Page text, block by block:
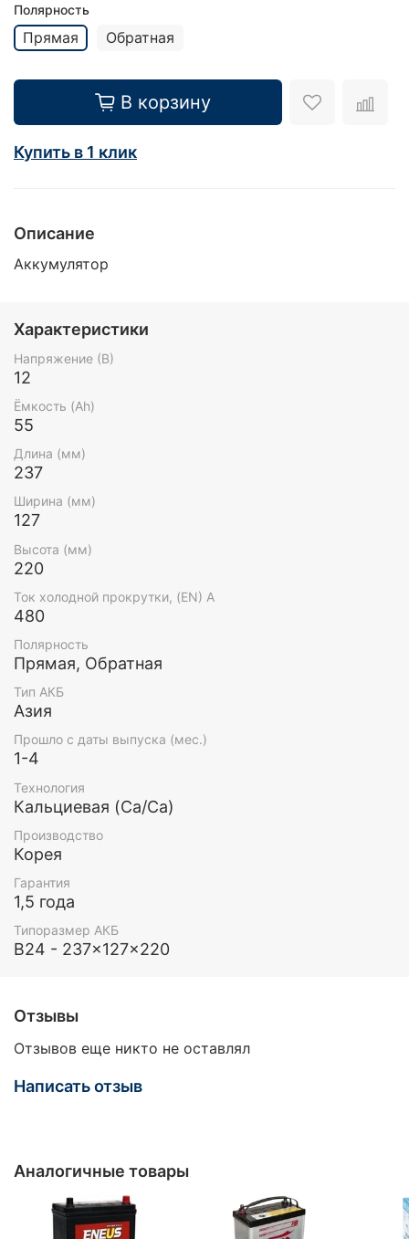
Полярность
Прямая Обратная
В корзину
Купить в 1 клик
Описание
Аккумулятор
Характеристики
Напряжение (В)
12
Ёмкость (Ah)
55
Длина (мм)
237
Ширина (мм)
127
Высота (мм)
220
Ток холодной прокрутки, (EN) А
480
Полярность
Прямая, Обратная
Тип АКБ
Азия
Прошло с даты выпуска (мес.)
1-4
Технология
Кальциевая (Ca/Ca)
Производство
Корея
Гарантия
1,5 года
Типоразмер АКБ
B24 - 237x127x220
Отзывы
Отзывов еще никто не оставлял
Написать отзыв
Аналогичные товары